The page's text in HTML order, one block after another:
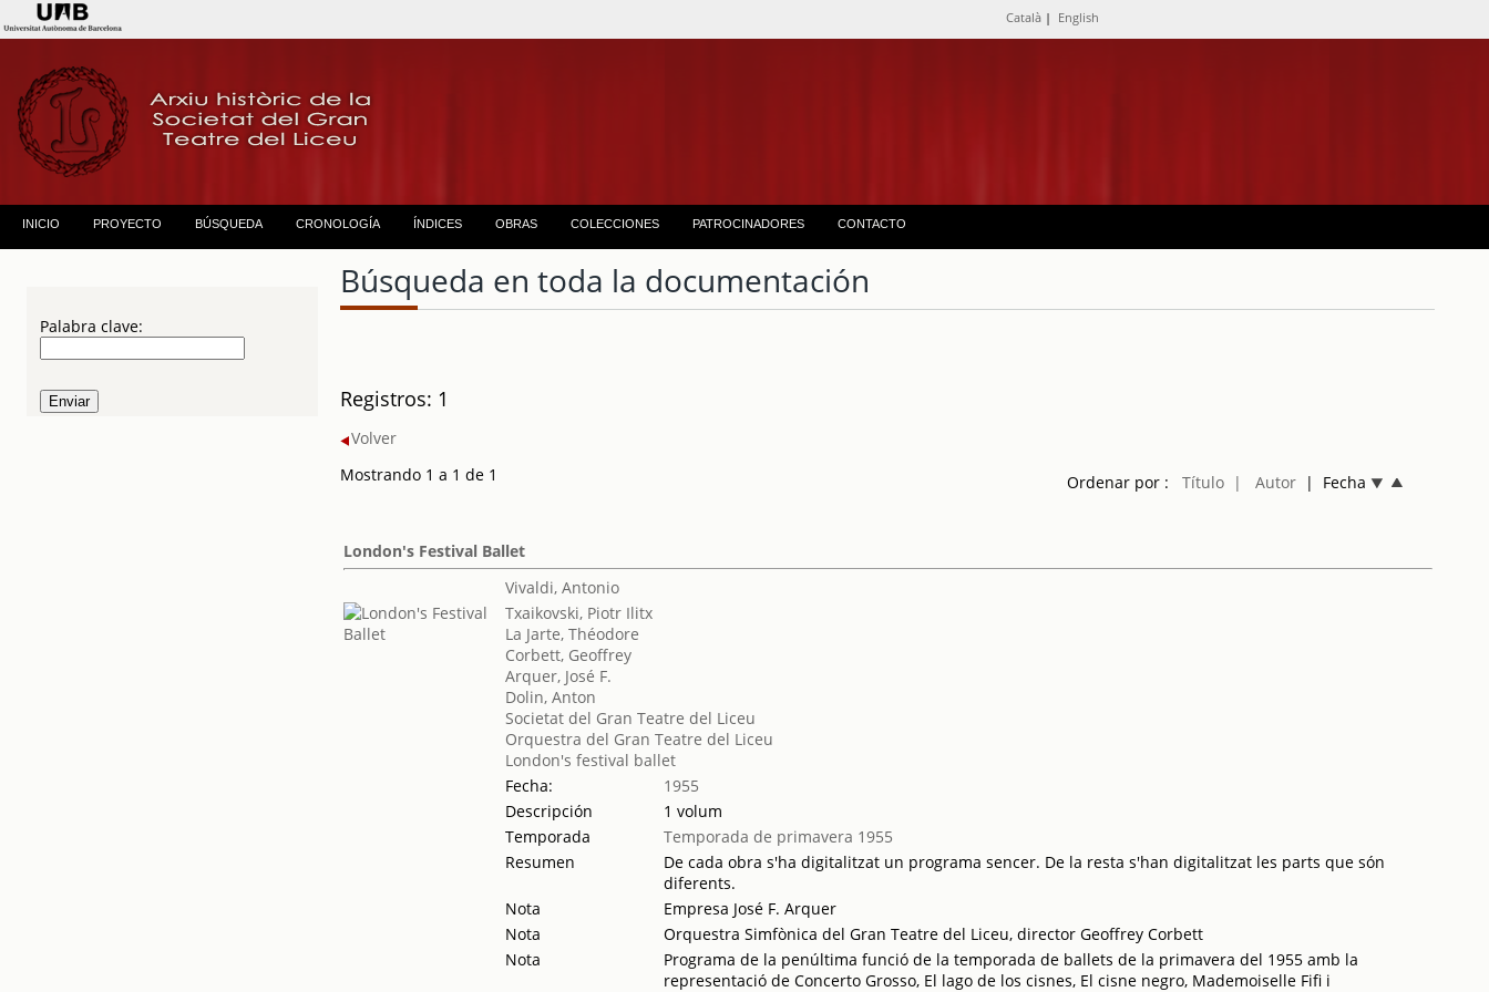
Català | English
INICIO PROYECTO BÚSQUEDA CRONOLOGÍA ÍNDICES OBRAS COLECCIONES PATROCINADORES CONTACTO
Palabra clave:
Búsqueda en toda la documentación
Registros: 1
Volver
Mostrando 1 a 1 de 1
Ordenar por : Título | Autor| Fecha
London's Festival Ballet
Vivaldi, Antonio
Txaikovski, Piotr Ilitx
La Jarte, Théodore
Corbett, Geoffrey
Arquer, José F.
Dolin, Anton
Societat del Gran Teatre del Liceu
Orquestra del Gran Teatre del Liceu
London's festival ballet
Fecha:
1955
Descripción
1 volum
Temporada
Temporada de primavera 1955
Resumen
De cada obra s'ha digitalitzat un programa sencer. De la resta s'han digitalitzat les parts que són
diferents.
Nota
Empresa José F. Arquer
Nota
Orquestra Simfònica del Gran Teatre del Liceu, director Geoffrey Corbett
Nota
Programa de la penúltima funció de la temporada de ballets de la primavera del 1955 amb la
representació de Concerto Grosso, El lago de los cisnes, El cisne negro, Mademoiselle Fifi i